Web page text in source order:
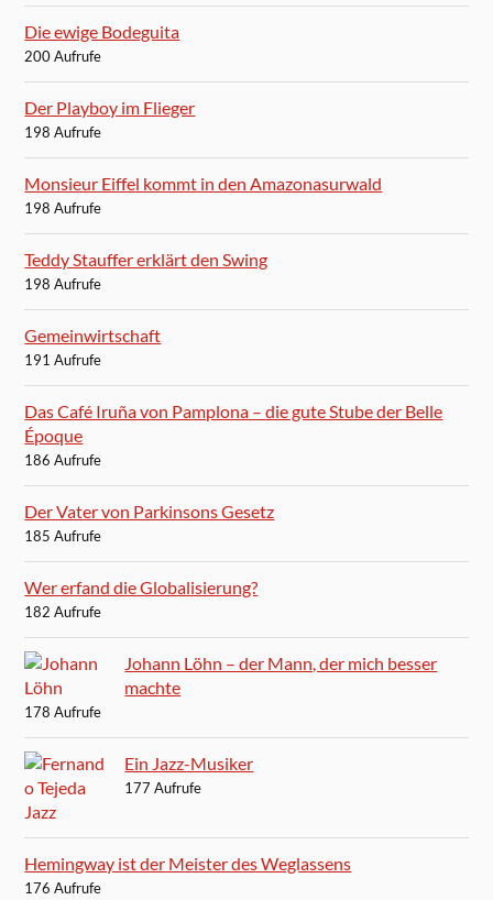
Die ewige Bodeguita
200 Aufrufe
Der Playboy im Flieger
198 Aufrufe
Monsieur Eiffel kommt in den Amazonasurwald
198 Aufrufe
Teddy Stauffer erklärt den Swing
198 Aufrufe
Gemeinwirtschaft
191 Aufrufe
Das Café Iruña von Pamplona – die gute Stube der Belle
Époque
186 Aufrufe
Der Vater von Parkinsons Gesetz
185 Aufrufe
Wer erfand die Globalisierung?
182 Aufrufe
Johann Löhn – der Mann, der mich besser
machte
178 Aufrufe
Ein Jazz-Musiker
177 Aufrufe
Hemingway ist der Meister des Weglassens
176 Aufrufe